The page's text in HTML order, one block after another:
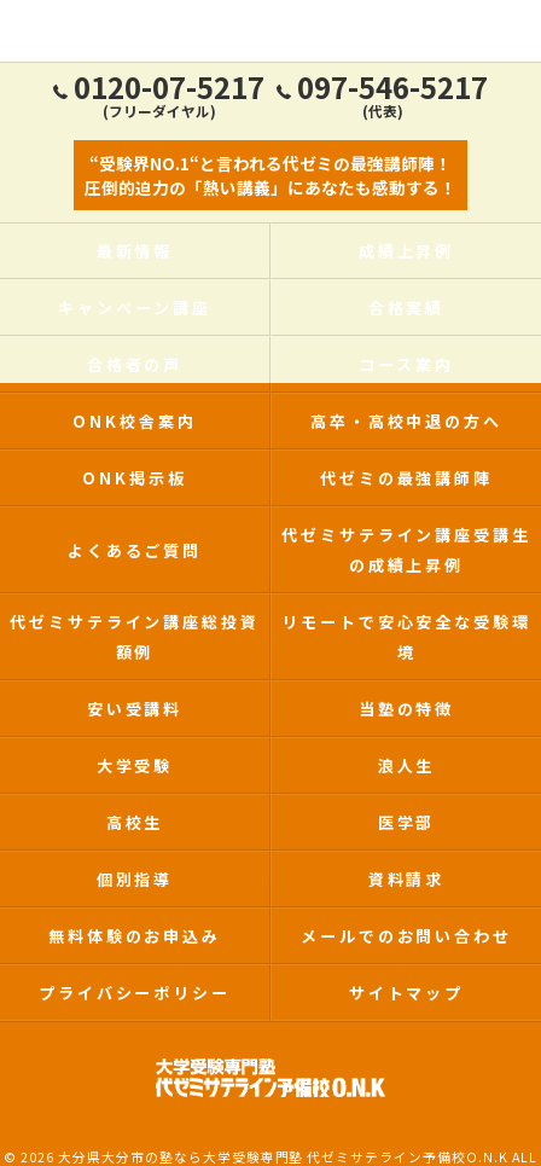
0120-07-5217
(フリーダイヤル)
097-546-5217
(代表)
“受験界NO.1“と言われる代ゼミの最強講師陣！
圧倒的迫力の「熱い講義」にあなたも感動する！
最新情報 成績上昇例
キャンペーン講座 合格実績
合格者の声 コース案内
ONK校舎案内 高卒・高校中退の方へ
ONK掲示板 代ゼミの最強講師陣
よくあるご質問
代ゼミサテライン講座受講生
の成績上昇例
代ゼミサテライン講座総投資
額例
リモートで安心安全な受験環
境
安い受講料 当塾の特徴
大学受験 浪人生
高校生 医学部
個別指導 資料請求
無料体験のお申込み メールでのお問い合わせ
プライバシーポリシー サイトマップ
© 2026 大分県大分市の塾なら大学受験専門塾 代ゼミサテライン予備校O.N.K ALL